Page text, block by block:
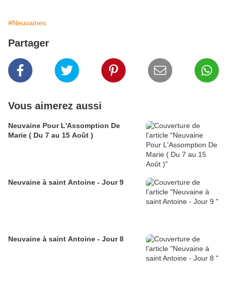
#Neuvaines
Partager
Vous aimerez aussi
Neuvaine Pour L'Assomption De
Marie ( Du 7 au 15 Août )
Neuvaine à saint Antoine - Jour 9
Neuvaine à saint Antoine - Jour 8